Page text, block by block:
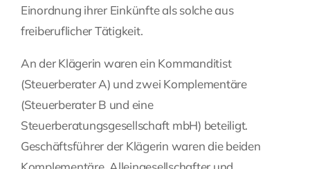
Einordnung ihrer Einkünfte als solche aus
freiberuflicher Tätigkeit.
An der Klägerin waren ein Kommanditist
(Steuerberater A) und zwei Komplementäre
(Steuerberater B und eine
Steuerberatungsgesellschaft mbH) beteiligt.
Geschäftsführer der Klägerin waren die beiden